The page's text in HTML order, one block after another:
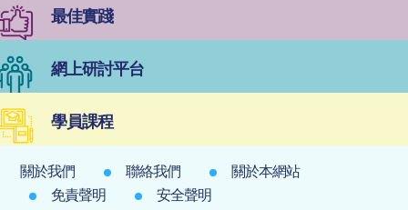
最佳實踐
網上研討平台
學員課程
關於我們 聯絡我們
關於本網站
免責聲明
安全聲明